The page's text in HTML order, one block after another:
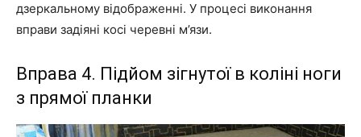
дзеркальному відображенні. У процесі виконання
вправи задіяні косі черевні м’язи.
Вправа 4. Підйом зігнутої в коліні ноги
з прямої планки